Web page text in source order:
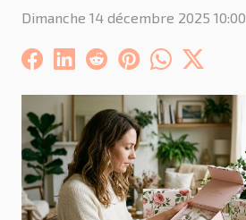
Dimanche 14 décembre 2025 10:00